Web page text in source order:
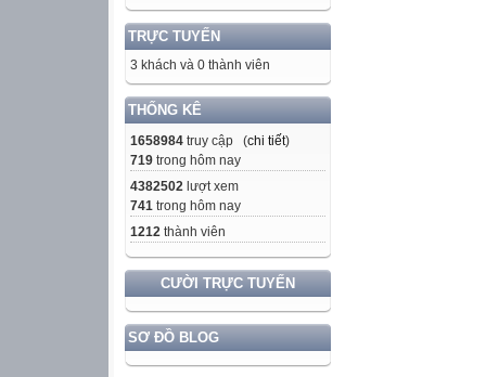
TRỰC TUYẾN
3 khách và 0 thành viên
THỐNG KÊ
1658984 truy cập (chi tiết)
719 trong hôm nay
4382502 lượt xem
741 trong hôm nay
1212 thành viên
CƯỜI TRỰC TUYẾN
SƠ ĐỒ BLOG